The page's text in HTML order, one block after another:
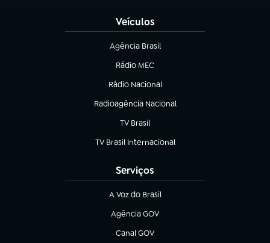
Veículos
Agência Brasil
(abre em nova aba)
Rádio MEC
(abre em nova aba)
Rádio Nacional
Radioagência Nacional
(abre em nova aba)
TV Brasil
(abre em nova aba)
TV Brasil Internacional
(abre em nova aba)
Serviços
A Voz do Brasil
(abre em nova aba)
Agência GOV
(abre em nova aba)
Canal GOV
(abre em nova aba)